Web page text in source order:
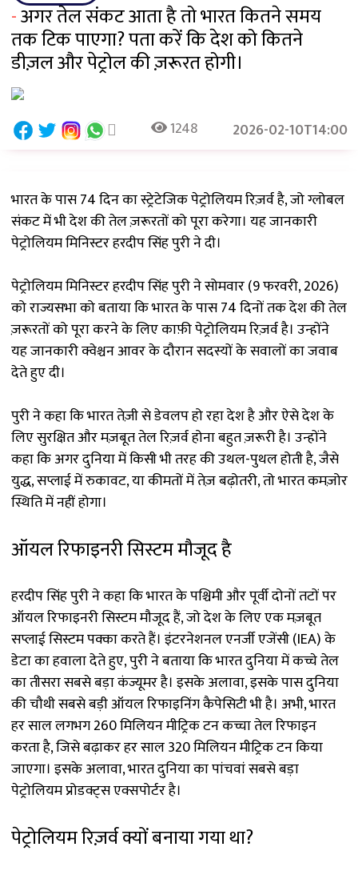
-अगर तेल संकट आता है तो भारत कितने समय
तक टिक पाएगा? पता करें कि देश को कितने
डीज़ल और पेट्रोल की ज़रूरत होगी।
1248 2026-02-10T14:00
भारत के पास 74 दिन का स्ट्रेटेजिक पेट्रोलियम रिज़र्व है, जो ग्लोबल
संकट में भी देश की तेल ज़रूरतों को पूरा करेगा। यह जानकारी
पेट्रोलियम मिनिस्टर हरदीप सिंह पुरी ने दी।
पेट्रोलियम मिनिस्टर हरदीप सिंह पुरी ने सोमवार (9 फरवरी, 2026)
को राज्यसभा को बताया कि भारत के पास 74 दिनों तक देश की तेल
ज़रूरतों को पूरा करने के लिए काफ़ी पेट्रोलियम रिज़र्व है। उन्होंने
यह जानकारी क्वेश्चन आवर के दौरान सदस्यों के सवालों का जवाब
देते हुए दी।
पुरी ने कहा कि भारत तेज़ी से डेवलप हो रहा देश है और ऐसे देश के
लिए सुरक्षित और मज़बूत तेल रिज़र्व होना बहुत ज़रूरी है। उन्होंने
कहा कि अगर दुनिया में किसी भी तरह की उथल-पुथल होती है, जैसे
युद्ध, सप्लाई में रुकावट, या कीमतों में तेज़ बढ़ोतरी, तो भारत कमज़ोर
स्थिति में नहीं होगा।
ऑयल रिफाइनरी सिस्टम मौजूद है
हरदीप सिंह पुरी ने कहा कि भारत के पश्चिमी और पूर्वी दोनों तटों पर
ऑयल रिफाइनरी सिस्टम मौजूद हैं, जो देश के लिए एक मज़बूत
सप्लाई सिस्टम पक्का करते हैं। इंटरनेशनल एनर्जी एजेंसी (IEA) के
डेटा का हवाला देते हुए, पुरी ने बताया कि भारत दुनिया में कच्चे तेल
का तीसरा सबसे बड़ा कंज्यूमर है। इसके अलावा, इसके पास दुनिया
की चौथी सबसे बड़ी ऑयल रिफाइनिंग कैपेसिटी भी है। अभी, भारत
हर साल लगभग 260 मिलियन मीट्रिक टन कच्चा तेल रिफाइन
करता है, जिसे बढ़ाकर हर साल 320 मिलियन मीट्रिक टन किया
जाएगा। इसके अलावा, भारत दुनिया का पांचवां सबसे बड़ा
पेट्रोलियम प्रोडक्ट्स एक्सपोर्टर है।
पेट्रोलियम रिज़र्व क्यों बनाया गया था?